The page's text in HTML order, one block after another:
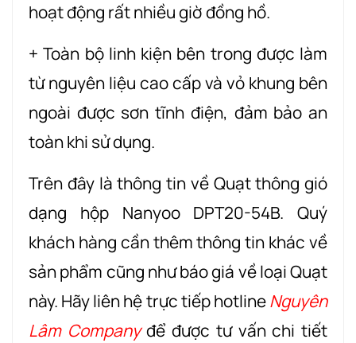
hoạt động rất nhiều giờ đồng hồ.
+ Toàn bộ linh kiện bên trong được làm
từ nguyên liệu cao cấp và vỏ khung bên
ngoài được sơn tĩnh điện, đảm bảo an
toàn khi sử dụng.
Trên đây là thông tin về Quạt thông gió
dạng hộp Nanyoo DPT20-54B. Quý
khách hàng cần thêm thông tin khác về
sản phẩm cũng như báo giá về loại Quạt
này. Hãy liên hệ trực tiếp hotlineNguyên
Lâm Companyđể được tư vấn chi tiết